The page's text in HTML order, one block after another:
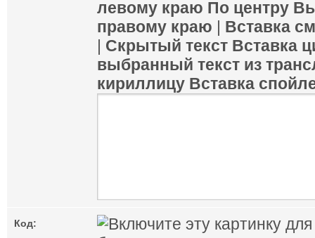
левому краю По центру
правому краю | Вставка
| Скрытый текст Вставка
выбранный текст из
кириллицу Вставка
Код: